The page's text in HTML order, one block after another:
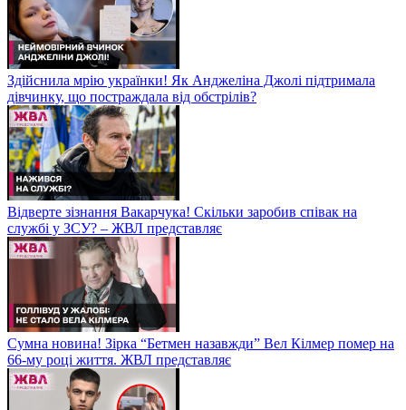
Здійснила мрію українки! Як Анджеліна Джолі підтримала
дівчинку, що постраждала від обстрілів?
Відверте зізнання Вакарчука! Скільки заробив співак на
службі у ЗСУ? – ЖВЛ представляє
Сумна новина! Зірка “Бетмен назавжди” Вел Кілмер помер на
66-му році життя. ЖВЛ представляє